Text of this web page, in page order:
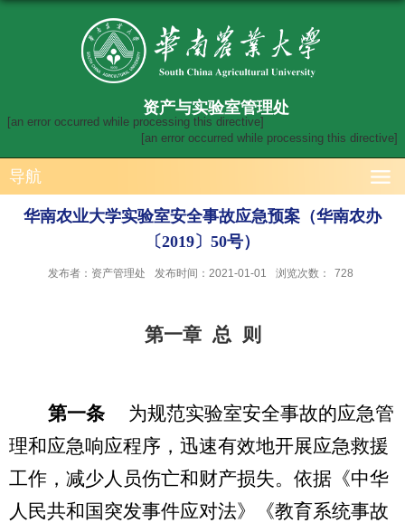
资产与实验室管理处
[an error occurred while processing this directive]
[an error occurred while processing this directive]
导航
华南农业大学实验室安全事故应急预案（华南农办
〔2019〕50号）
发布者：资产管理处 发布时间：2021-01-01 浏览次数： 728
第一章 总 则
第一条为规范实验室安全事故的应急管
理和应急响应程序，迅速有效地开展应急救援
工作，减少人员伤亡和财产损失。 依据《中华
人民共和国突发事件应对法》《教育系统事故